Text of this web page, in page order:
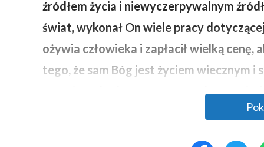
źródłem życia i niewyczerpywalnym
świat, wykonał On wiele pracy
ożywia człowieka i zapłacił wielką cenę,
tego, że sam Bóg jest życiem wiecznym i
zostaje wzbudzony z martwych. Bóg
On pośród ludzi przez cały czas. Jest